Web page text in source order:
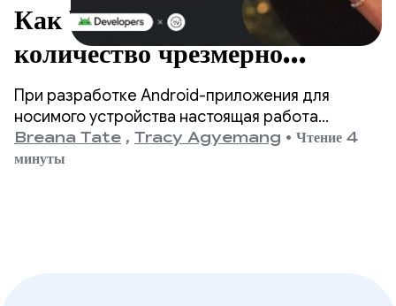
Как WHOOP сократил
количество чрезмерно
частичных сеансов
блокировки экрана более чем
на 90%.
При разработке Android-приложения для
носимого устройства настоящая работа
начинается, когда экран выключается.
Breana Tate , Tracy Agyemang • Чтение 4
минуты